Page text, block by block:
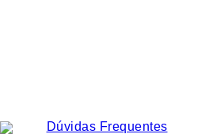
Dúvidas Frequentes